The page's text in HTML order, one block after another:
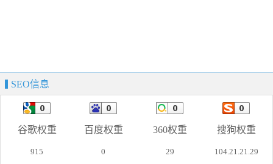
SEO信息
谷歌权重 百度权重 360权重 搜狗权重
915 0 29 104.21.21.29